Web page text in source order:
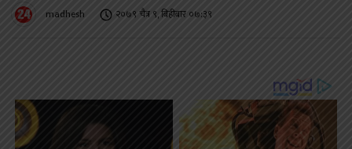
madhesh २०७९ चैत्र ९, बिहीबार ०७:३९